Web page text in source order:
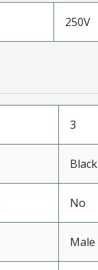
250V
3
Black
No
Male